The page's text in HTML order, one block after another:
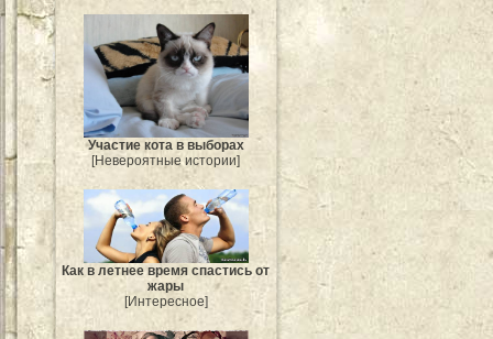
Участие кота в выборах
[Невероятные истории]
Как в летнее время спастись от
жары
[Интересное]